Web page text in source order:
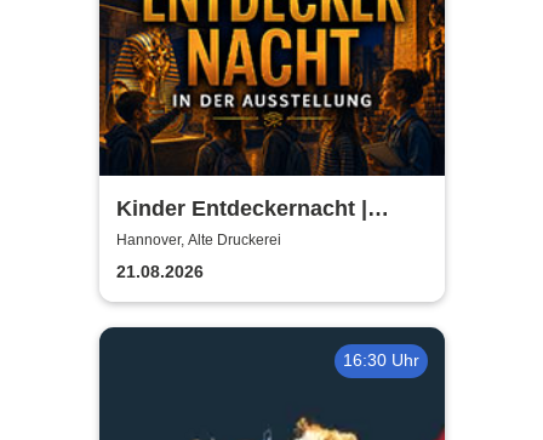
Kinder Entdeckernacht |
TUTANCHAMUN | Hannover -
Ein Immersives Abenteuer
Hannover, Alte Druckerei
21.08.2026
16:30 Uhr